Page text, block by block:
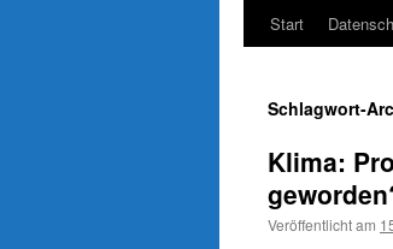
Start
Schlagwort-
Klima:
Veröffentlicht am